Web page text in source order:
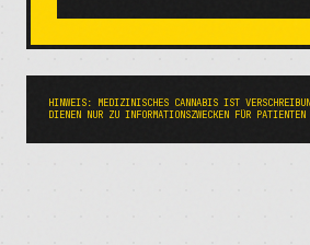
HINWEIS: MEDIZINISCHES CANNABIS IST
DIENEN NUR ZU INFORMATIONSZWECKEN FÜR